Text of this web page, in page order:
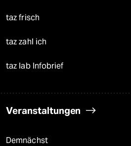
taz frisch
taz zahl ich
taz lab Infobrief
Veranstaltungen
Demnächst